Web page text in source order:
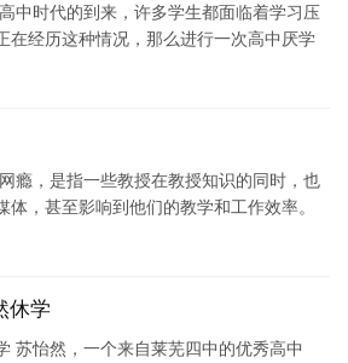
中时代的到来，许多学生都面临着学习压
在经历这种情况，那么进行一次高中厌学
瘾，是指一些教授在教授知识的同时，也
，甚至影响到他们的教学和工作效率。
休学
苏怡然，一个来自莱芜四中的优秀高中